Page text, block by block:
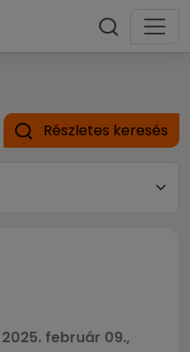
Részletes keresés
2025. február 09.,